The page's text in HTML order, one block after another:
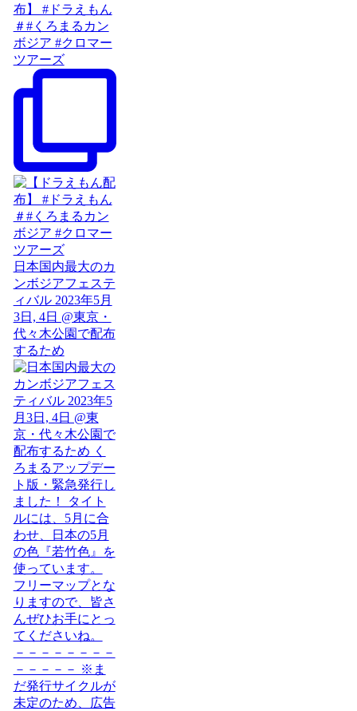
布】 #ドラえもん
＃#くろまるカン
ボジア #クロマー
ツアーズ
日本国内最大のカ
ンボジアフェステ
ィバル 2023年5月
3日, 4日 @東京・
代々木公園で配布
するため